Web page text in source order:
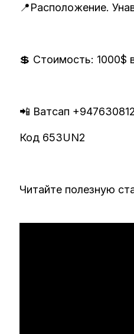
📍Расположение.
💲 Стоимость: 1000$
📲 Ватсап
Код 653UN2
Читайте полезную